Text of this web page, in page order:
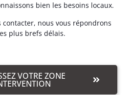
bien les besoins locaux.
contacter, nous vous répondrons
plus brefs délais.
VOTRE ZONE